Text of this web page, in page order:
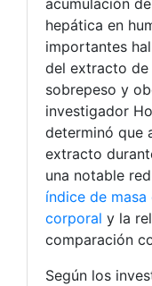
hepática en
importantes
del extracto
sobrepeso y
investigador
determinó que
extracto
una notable
índice de
corporal y la
comparación
Según los